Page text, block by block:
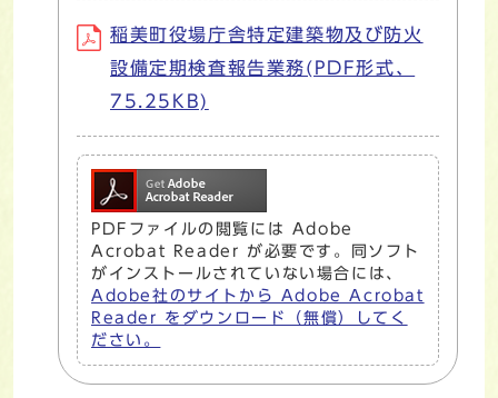
稲美町役場庁舎特定建築物及び防火
設備定期検査報告業務(PDF形式、
75.25KB)
PDFファイルの閲覧には Adobe
Acrobat Reader が必要です。同ソフト
がインストールされていない場合には、
Adobe社のサイトから Adobe Acrobat
Reader をダウンロード（無償）してく
ださい。